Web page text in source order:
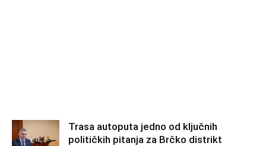
Trasa autoputa jedno od ključnih
političkih pitanja za Brčko distrikt